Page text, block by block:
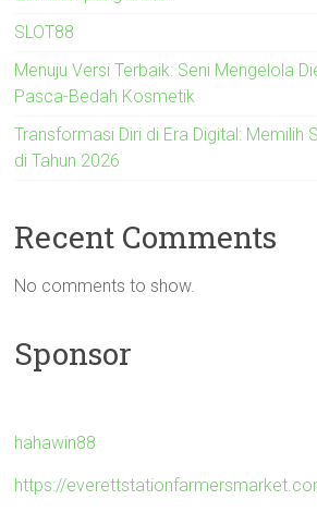
SLOT88
Menuju Versi Terbaik: Seni Mengelola
Pasca-Bedah Kosmetik
Transformasi Diri di Era Digital: Memilih
di Tahun 2026
Recent Comments
No comments to show.
Sponsor
hahawin88
https://